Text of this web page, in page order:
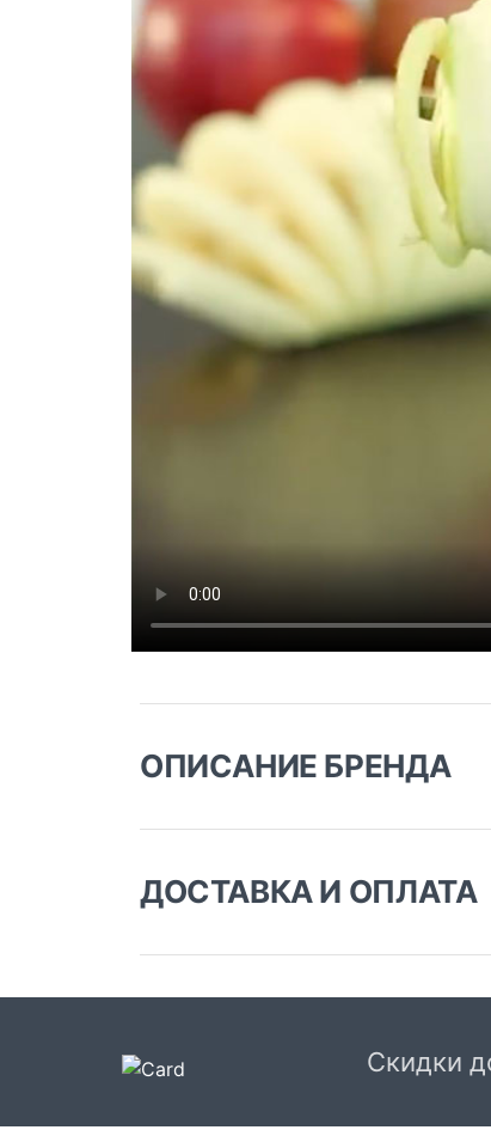
ОПИСАНИЕ БРЕНДА
ДОСТАВКА И ОПЛАТА
Доставка в Москве и области
Скидки